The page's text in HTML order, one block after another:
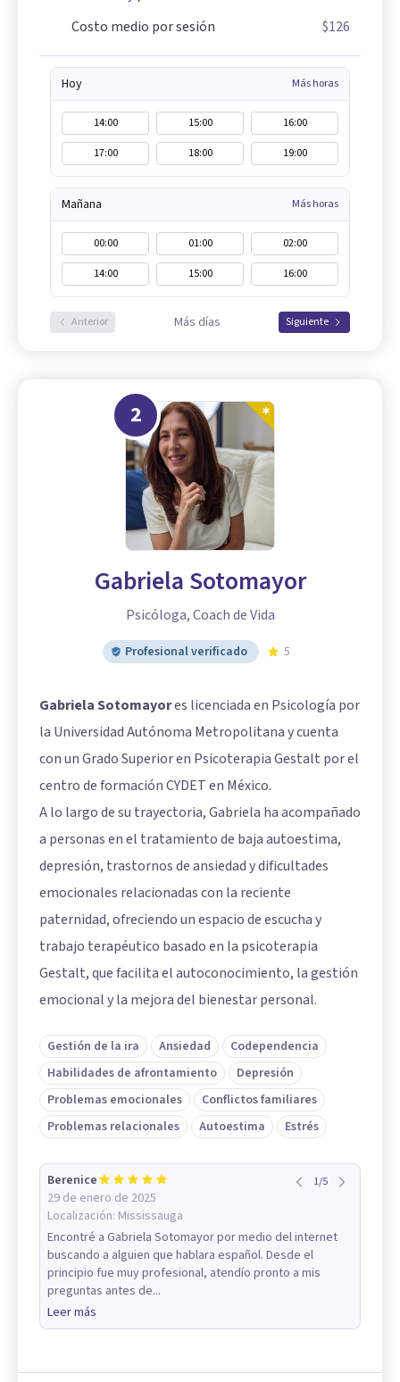
Costo medio por sesión
$126
Hoy Más horas
14:00 15:00
16:00
17:00
18:00 19:00
Mañana Más horas
00:00 01:00
02:00
14:00
15:00 16:00
Anterior Más días Siguiente
2
Gabriela Sotomayor
Psicóloga, Coach de Vida
Profesional verificado 5
Gabriela Sotomayores licenciada en Psicología por
la Universidad Autónoma Metropolitana y cuenta
con un Grado Superior en Psicoterapia Gestalt por el
centro de formación CYDET en México.
A lo largo de su trayectoria, Gabriela ha acompañado
a personas en el tratamiento de baja autoestima,
depresión, trastornos de ansiedad y dificultades
emocionales relacionadas con la reciente
paternidad, ofreciendo un espacio de escucha y
trabajo terapéutico basado en la psicoterapia
Gestalt, que facilita el autoconocimiento, la gestión
emocional y la mejora del bienestar personal.
Gestión de la ira Ansiedad
Codependencia
Habilidades de afrontamiento
Depresión
Problemas emocionales
Conflictos familiares
Problemas relacionales
Autoestima Estrés
Berenice
29 de enero de 2025
Localización: Mississauga
1/5
Encontré a Gabriela Sotomayor por medio del internet
buscando a alguien que hablara español. Desde el
principio fue muy profesional, atendío pronto a mis
preguntas antes de...
Leer más